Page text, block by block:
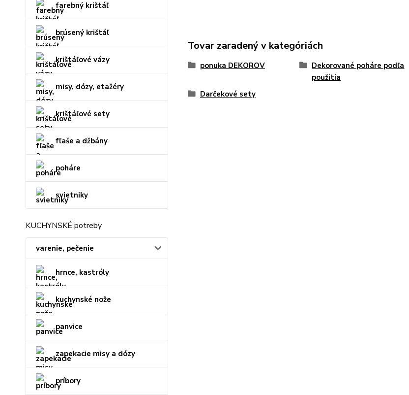
farebný krištáľ
brúsený krištáľ
krištáľové vázy
misy, dózy, etažéry
krištáľové sety
fľaše a džbány
poháre
svietniky
KUCHYNSKÉ potreby
varenie, pečenie
hrnce, kastróly
kuchynské nože
panvice
zapekacie misy a dózy
príbory
Tovar zaradený v kategóriách
ponuka DEKOROV
Dekorované poháre podľa
použitia
Darčekové sety